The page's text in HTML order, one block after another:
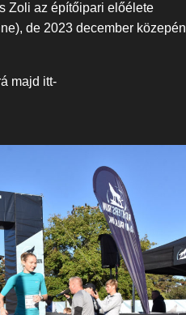
Zoli az építőipari előélete
de 2023 december közepén
majd itt-